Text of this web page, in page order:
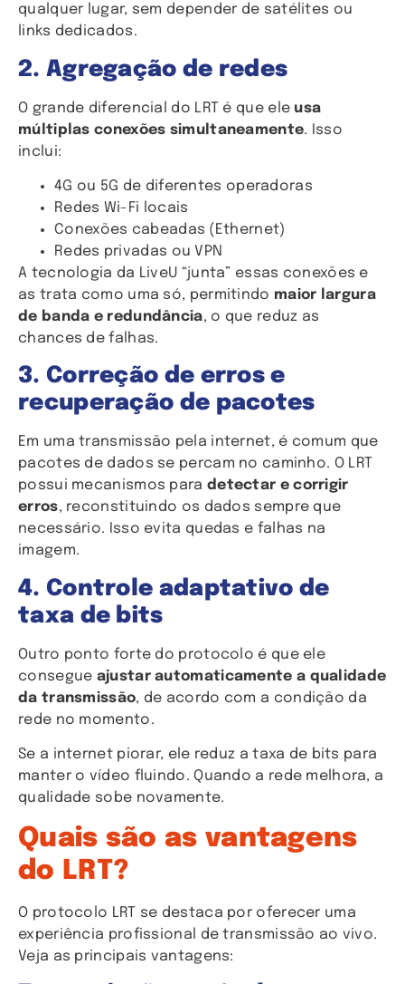
qualquer lugar, sem depender de satélites ou
links dedicados.
2. Agregação de redes
O grande diferencial do LRT é que ele usa
múltiplas conexões simultaneamente. Isso
inclui:
4G ou 5G de diferentes operadoras
Redes Wi-Fi locais
Conexões cabeadas (Ethernet)
Redes privadas ou VPN
A tecnologia da LiveU “junta” essas conexões e
as trata como uma só, permitindo maior largura
de banda e redundância, o que reduz as
chances de falhas.
3. Correção de erros e
recuperação de pacotes
Em uma transmissão pela internet, é comum que
pacotes de dados se percam no caminho. O LRT
possui mecanismos para detectar e corrigir
erros, reconstituindo os dados sempre que
necessário. Isso evita quedas e falhas na
imagem.
4. Controle adaptativo de
taxa de bits
Outro ponto forte do protocolo é que ele
consegue ajustar automaticamente a qualidade
da transmissão, de acordo com a condição da
rede no momento.
Se a internet piorar, ele reduz a taxa de bits para
manter o vídeo fluindo. Quando a rede melhora, a
qualidade sobe novamente.
Quais são as vantagens
do LRT?
O protocolo LRT se destaca por oferecer uma
experiência profissional de transmissão ao vivo.
Veja as principais vantagens: